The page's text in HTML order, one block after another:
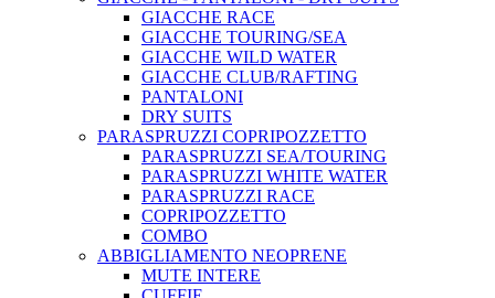
GIACCHE RACE
GIACCHE TOURING/SEA
GIACCHE WILD WATER
GIACCHE CLUB/RAFTING
PANTALONI
DRY SUITS
PARASPRUZZI COPRIPOZZETTO
PARASPRUZZI SEA/TOURING
PARASPRUZZI WHITE WATER
PARASPRUZZI RACE
COPRIPOZZETTO
COMBO
ABBIGLIAMENTO NEOPRENE
MUTE INTERE